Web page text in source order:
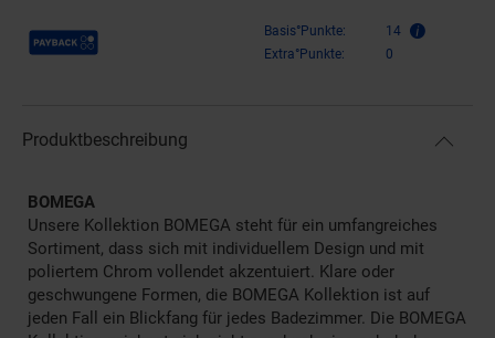
Payback Punkte Basis°Punkte:
14
Extra°Punkte:
0
Produktbeschreibung
BOMEGA
Unsere Kollektion BOMEGA steht für ein umfangreiches
Sortiment, dass sich mit individuellem Design und mit
poliertem Chrom vollendet akzentuiert. Klare oder
geschwungene Formen, die BOMEGA Kollektion ist auf
jeden Fall ein Blickfang für jedes Badezimmer. Die BOMEGA